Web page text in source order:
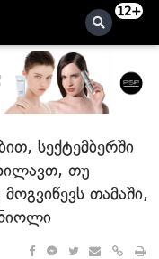
12+
სექტემბერში
თუ
თამაში,